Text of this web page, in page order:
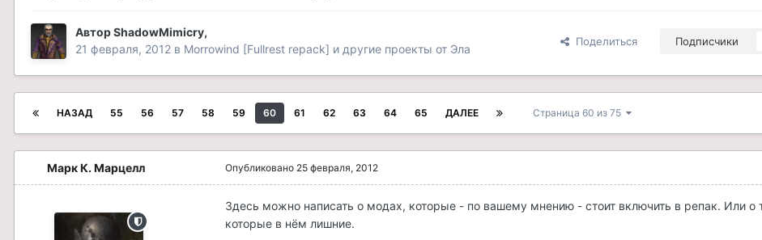
АвторShadowMimicry,
21 февраля, 2012 в Morrowind [Fullrest repack] и другие проекты от Эла
Поделиться Подписчики
НАЗАД 55 56 57 58 59 60 61 62 63 64 65 ДАЛЕЕ Страница 60 из 75
Марк К. Марцелл Опубликовано 25 февраля, 2012
Здесь можно написать о модах, которые - по вашему мнению - стоит включить в репак. Или о
которые в нём лишние.